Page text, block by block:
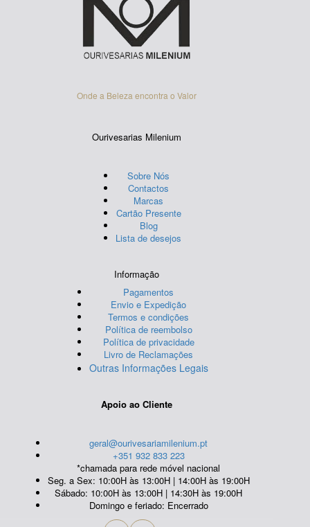
Onde a Beleza encontra o Valor
Ourivesarias Milenium
Sobre Nós
Contactos
Marcas
Cartão Presente
Blog
Lista de desejos
Informação
Pagamentos
Envio e Expedição
Termos e condições
Política de reembolso
Política de privacidade
Livro de Reclamações
Outras Informações Legais
Apoio ao Cliente
geral@ourivesariamilenium.pt
+351 932 833 223
*chamada para rede móvel nacional
Seg. a Sex: 10:00H às 13:00H | 14:00H às 19:00H
Sábado: 10:00H às 13:00H | 14:30H às 19:00H
Domingo e feriado: Encerrado